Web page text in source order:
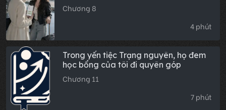
Chương 8
4 phút
Trong yến tiệc Trạng nguyên, họ đem
học bổng của tôi đi quyên góp
Chương 11
7 phút